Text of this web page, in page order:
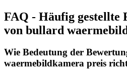
FAQ - Häufig gestellte
von bullard
Wie Bedeutung der
waermebildkamera preis